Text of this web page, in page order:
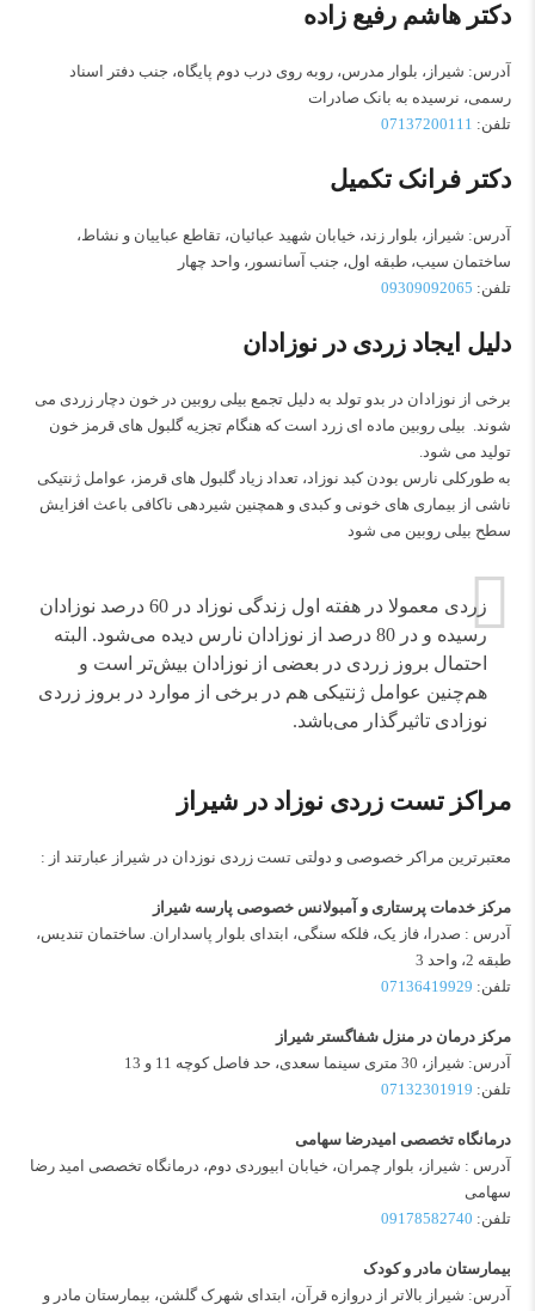
دکتر هاشم رفیع زاده
آدرس: شیراز، بلوار مدرس، روبه روی درب دوم پایگاه، جنب دفتر اسناد
رسمی، نرسیده به بانک صادرات
تلفن: 07137200111
دکتر فرانک تکمیل
آدرس: شیراز، بلوار زند، خیابان شهید عبائیان، تقاطع عباییان و نشاط،
ساختمان سیب، طبقه اول، جنب آسانسور، واحد چهار
تلفن: 09309092065
دلیل ایجاد زردی در نوزادان
برخی از نوزادان در بدو تولد به دلیل تجمع بیلی‌ روبین در خون دچار زردی می
شوند. بیلی‌ روبین ماده‌ ای زرد است که هنگام تجزیه گلبول‌ های قرمز خون
تولید می‌ شود.
به طورکلی نارس بودن کبد نوزاد، تعداد زیاد گلبول های قرمز، عوامل ژنتیکی
ناشی از بیماری های خونی و کبدی و همچنین شیردهی ناکافی باعث افزایش
سطح بیلی روبین می شود
زردی معمولا در هفته اول زندگی نوزاد در 60 درصد نوزادان
رسیده و در 80 درصد از نوزادان نارس دیده می‌شود. البته
احتمال بروز زردی در بعضی از نوزادان بیش‌تر است و
هم‌چنین عوامل ژنتیکی هم در برخی از موارد در بروز زردی
نوزادی تاثیرگذار می‌باشد.
مراکز تست زردی نوزاد در شیراز
معتبرترین مراکر خصوصی و دولتی تست زردی نوزدان در شیراز عبارتند از :
مرکز خدمات پرستاری و آمبولانس خصوصی پارسه شیراز
آدرس : صدرا، فاز یک، فلکه سنگی، ابتدای بلوار پاسداران. ساختمان تندیس،
طبقه 2، واحد 3
تلفن: 07136419929
مرکز درمان در منزل شفاگستر شیراز
آدرس: شیراز، 30 متری سینما سعدی، حد فاصل کوچه 11 و 13
تلفن: 07132301919
درمانگاه تخصصی امیدرضا سهامی
آدرس : شیراز، بلوار چمران، خیابان ابیوردی دوم، درمانگاه تخصصی امید رضا
سهامی
تلفن: 09178582740
بیمارستان مادر و کودک
آدرس: شیراز بالاتر از دروازه قرآن، ابتدای شهرک گلشن، بیمارستان مادر و